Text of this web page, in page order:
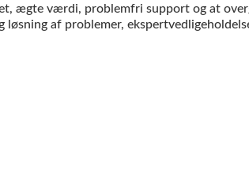
ægte værdi, problemfri support og at
af problemer,